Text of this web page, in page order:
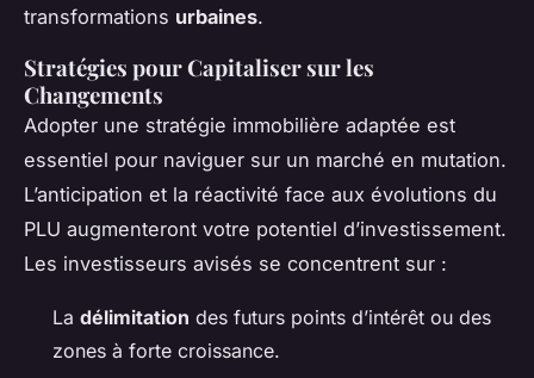
transformations urbaines.
Stratégies pour Capitaliser sur les
Changements
Adopter une stratégie immobilière adaptée est
essentiel pour naviguer sur un marché en mutation.
L’anticipation et la réactivité face aux évolutions du
PLU augmenteront votre potentiel d’investissement.
Les investisseurs avisés se concentrent sur :
La délimitation des futurs points d’intérêt ou des
zones à forte croissance.